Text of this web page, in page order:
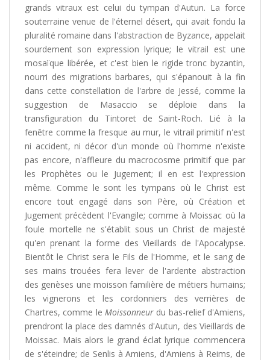
grands vitraux est celui du tympan d'Autun. La force
souterraine venue de l'éternel désert, qui avait fondu la
pluralité romaine dans l'abstraction de Byzance, appelait
sourdement son expression lyrique; le vitrail est une
mosaïque libérée, et c'est bien le rigide tronc byzantin,
nourri des migrations barbares, qui s'épanouit à la fin
dans cette constellation de l'arbre de Jessé, comme la
suggestion de Masaccio se déploie dans la
transfiguration du Tintoret de Saint-Roch. Lié à la
fenêtre comme la fresque au mur, le vitrail primitif n'est
ni accident, ni décor d'un monde où l'homme n'existe
pas encore, n'affleure du macrocosme primitif que par
les Prophètes ou le Jugement; il en est l'expression
même. Comme le sont les tympans où le Christ est
encore tout engagé dans son Père, où Création et
Jugement précèdent l'Evangile; comme à Moissac où la
foule mortelle ne s'établit sous un Christ de majesté
qu'en prenant la forme des Vieillards de l'Apocalypse.
Bientôt le Christ sera le Fils de l'Homme, et le sang de
ses mains trouées fera lever de l'ardente abstraction
des genèses une moisson familière de métiers humains;
les vignerons et les cordonniers des verrières de
Chartres, comme le Moissonneur du bas-relief d'Amiens,
prendront la place des damnés d'Autun, des Vieillards de
Moissac. Mais alors le grand éclat lyrique commencera
de s'éteindre; de Senlis à Amiens, d'Amiens à Reims, de